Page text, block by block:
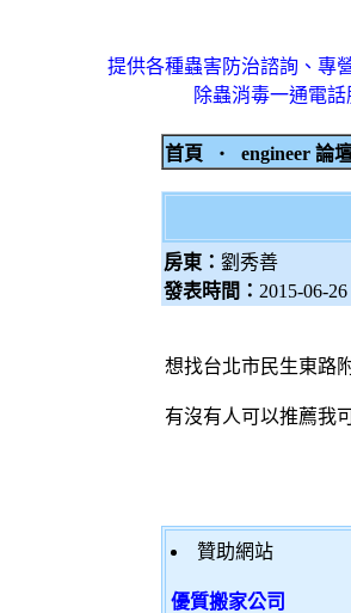
提供各種蟲害防治諮詢、專
除蟲消毒一通電話
首頁 ‧ engineer 論壇
房東： 劉秀善
發表時間： 2015-06-26
想找台北市民生東路
有沒有人可以推薦我
贊助網站
優質搬家公司